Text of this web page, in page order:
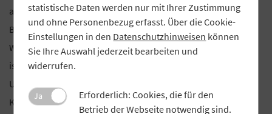
als Finanzleiterin tätig ist, war nach dem Studium der
Betriebswirtschaftslehre 13 Jahre bei Deloitte als
Wirtschaftsprüferin und Steuerberaterin tätig. Thomas Märtz
ist als Vorstandsvorsitzender für die Bereiche
Unternehmensstrategie, strategische Allianzen und
Kooperationen, Investor Relations,
statistische Daten werden nur mit Ihrer Zustimmung
und ohne Personenbezug erfasst. Über die Cookie-
Einstellungen in den Datenschutzhinweisen können
Sie Ihre Auswahl jederzeit bearbeiten und
widerrufen.
Ja
Erforderlich: Cookies, die für den
Betrieb der Webseite notwendig sind.